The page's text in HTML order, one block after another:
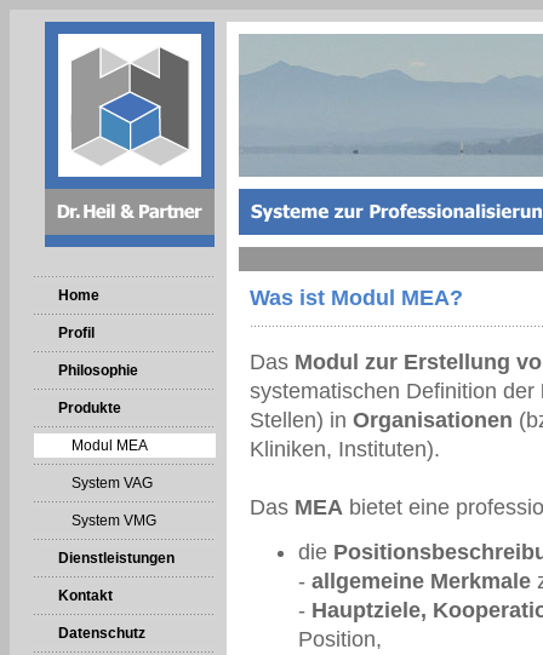
Home
Profil
Philosophie
Produkte
Modul MEA
System VAG
System VMG
Dienstleistungen
Kontakt
Datenschutz
Was ist Modul MEA?
Das Modul zur Erstellung
systematischen Definition der
Stellen) in Organisationen
Kliniken, Instituten).
Das MEAbietet eine
die
- allgemeine Merkmale
- Hauptziele,
Position,